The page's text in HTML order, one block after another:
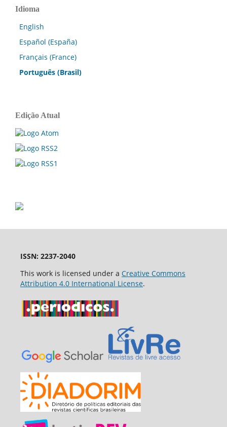
Idioma
English
Español (España)
Français (France)
Português (Brasil)
Edição Atual
ISSN: 2237-2040
This work is licensed under a Creative Commons
Attribution 4.0 International License.